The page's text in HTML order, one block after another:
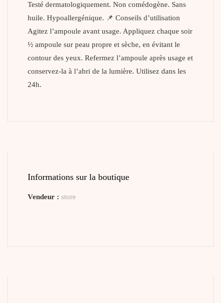
Testé dermatologiquement. Non comédogène. Sans
huile. Hypoallergénique. 📌 Conseils d’utilisation
Agitez l’ampoule avant usage. Appliquez chaque soir
½ ampoule sur peau propre et sèche, en évitant le
contour des yeux. Refermez l’ampoule après usage et
conservez-la à l’abri de la lumière. Utilisez dans les
24h.
Informations sur la boutique
Vendeur : store